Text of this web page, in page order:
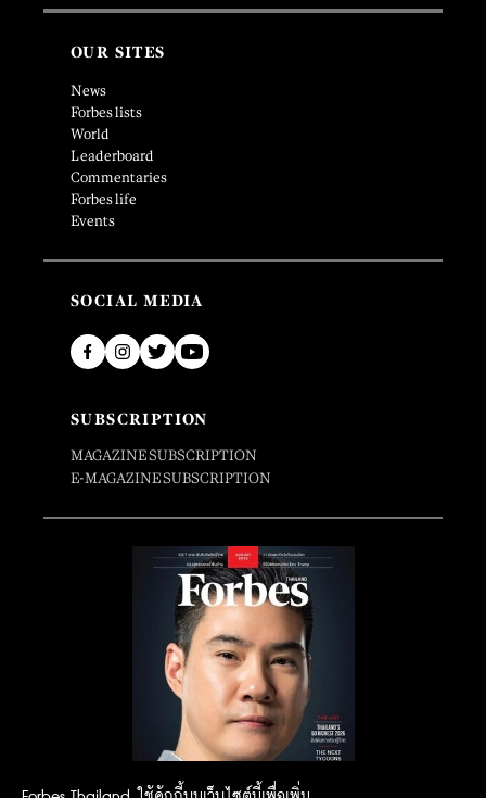
OUR SITES
News
Forbes lists
World
Leaderboard
Commentaries
Forbes life
Events
SOCIAL MEDIA
SUBSCRIPTION
MAGAZINE SUBSCRIPTION
E-MAGAZINE SUBSCRIPTION